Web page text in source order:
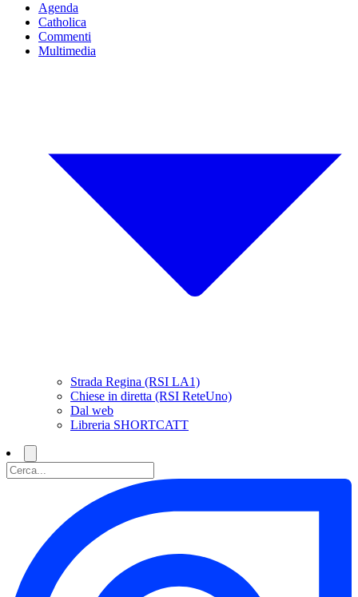
Agenda
Catholica
Commenti
Multimedia
Strada Regina (RSI LA1)
Chiese in diretta (RSI ReteUno)
Dal web
Libreria SHORTCATT